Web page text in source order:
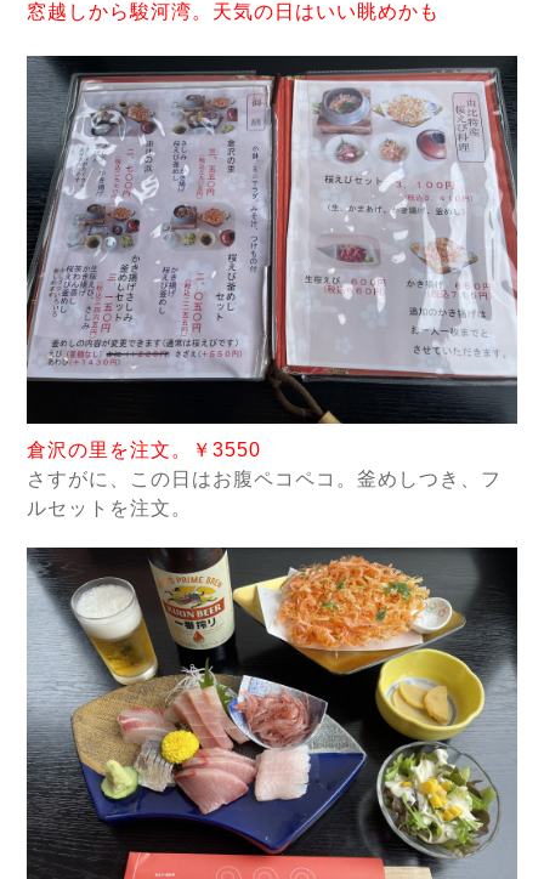
窓越しから駿河湾。天気の日はいい眺めかも
倉沢の里を注文。￥3550
さ すがに、この日はお腹ペコペコ。釜めしつき、フ
ルセットを注文。